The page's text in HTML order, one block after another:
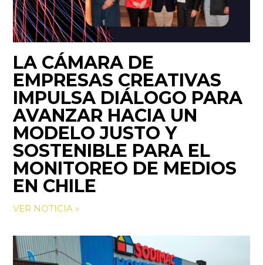
LA CÁMARA DE
EMPRESAS CREATIVAS
IMPULSA DIÁLOGO PARA
AVANZAR HACIA UN
MODELO JUSTO Y
SOSTENIBLE PARA EL
MONITOREO DE MEDIOS
EN CHILE
VER NOTICIA »